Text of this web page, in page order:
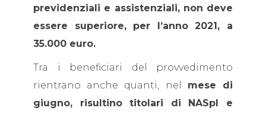
previdenziali e assistenziali, non deve
essere superiore, per l’anno 2021, a
35.000 euro.
Tra i beneficiari del provvedimento
rientrano anche quanti, nel mese di
giugno, risultino titolari di NASpI e